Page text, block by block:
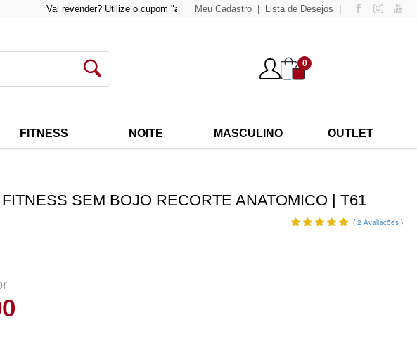
Vai revender? Utilize o cupom "atacado500 " para compras acima de 500,00e tenha 15% de
Meu Cadastro Lista de Desejos
0
FITNESS NOITE MASCULINO OUTLET
SEM BOJO RECORTE ANATOMICO | T61
( 2 Avaliações )